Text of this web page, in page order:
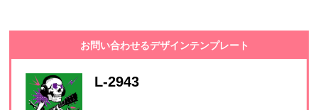
お問い合わせるデザインテンプレート
L-2943